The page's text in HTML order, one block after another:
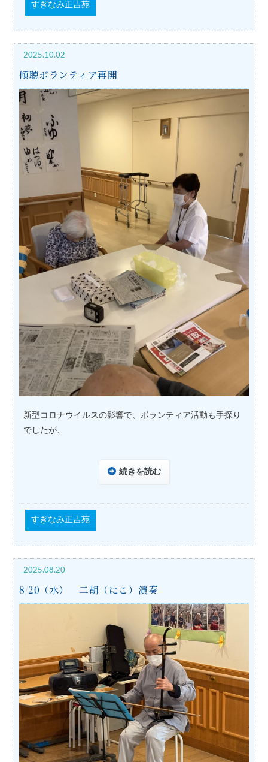
すぎなみ正吉苑
2025.10.02
傾聴ボランティア再開
新型コロナウイルスの影響で、ボランティア活動も手探り
でしたが、
続きを読む
すぎなみ正吉苑
2025.08.20
8/20（水） 二胡（にこ）演奏